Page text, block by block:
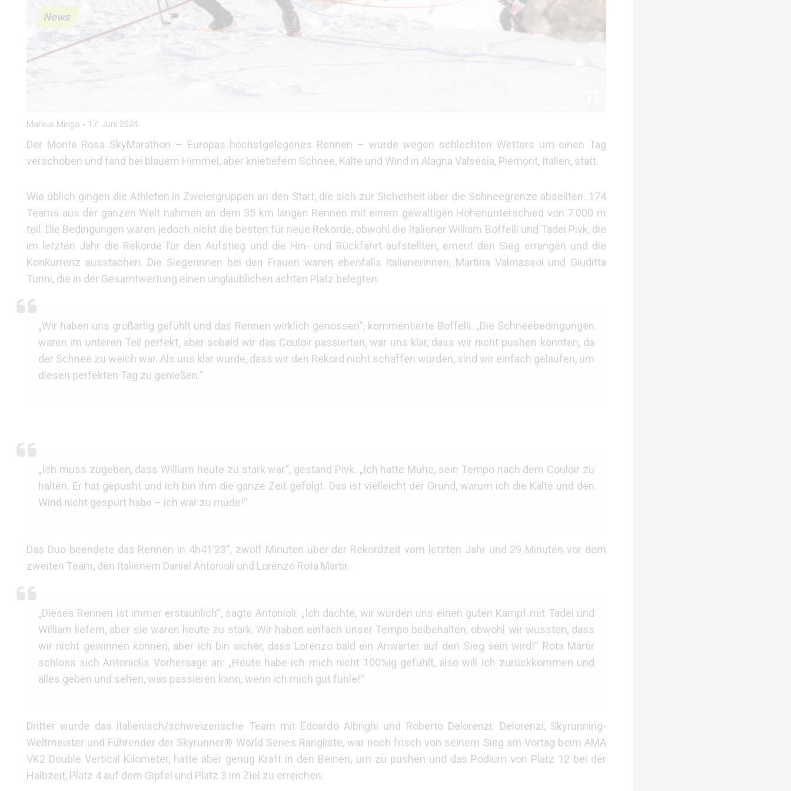
News
Markus Mingo - 17. Juni 2024
Der Monte Rosa SkyMarathon – Europas höchstgelegenes Rennen – wurde wegen schlechten Wetters um einen Tag
verschoben und fand bei blauem Himmel, aber knietiefem Schnee, Kälte und Wind in Alagna Valsesia, Piemont, Italien, statt.
Wie üblich gingen die Athleten in Zweiergruppen an den Start, die sich zur Sicherheit über die Schneegrenze abseilten. 174
Teams aus der ganzen Welt nahmen an dem 35 km langen Rennen mit einem gewaltigen Höhenunterschied von 7.000 m
teil. Die Bedingungen waren jedoch nicht die besten für neue Rekorde, obwohl die Italiener William Boffelli und Tadei Pivk, die
im letzten Jahr die Rekorde für den Aufstieg und die Hin- und Rückfahrt aufstellten, erneut den Sieg errangen und die
Konkurrenz ausstachen. Die Siegerinnen bei den Frauen waren ebenfalls Italienerinnen, Martina Valmassoi und Giuditta
Turini, die in der Gesamtwertung einen unglaublichen achten Platz belegten.
„Wir haben uns großartig gefühlt und das Rennen wirklich genossen“, kommentierte Boffelli. „Die Schneebedingungen
waren im unteren Teil perfekt, aber sobald wir das Couloir passierten, war uns klar, dass wir nicht pushen konnten, da
der Schnee zu weich war. Als uns klar wurde, dass wir den Rekord nicht schaffen würden, sind wir einfach gelaufen, um
diesen perfekten Tag zu genießen.“
„Ich muss zugeben, dass William heute zu stark war“, gestand Pivk. „Ich hatte Mühe, sein Tempo nach dem Couloir zu
halten. Er hat gepusht und ich bin ihm die ganze Zeit gefolgt. Das ist vielleicht der Grund, warum ich die Kälte und den
Wind nicht gespürt habe – ich war zu müde!“
Das Duo beendete das Rennen in 4h41’23“, zwölf Minuten über der Rekordzeit vom letzten Jahr und 29 Minuten vor dem
zweiten Team, den Italienern Daniel Antonioli und Lorenzo Rota Martir.
„Dieses Rennen ist immer erstaunlich“, sagte Antonioli. „Ich dachte, wir würden uns einen guten Kampf mit Tadei und
William liefern, aber sie waren heute zu stark. Wir haben einfach unser Tempo beibehalten, obwohl wir wussten, dass
wir nicht gewinnen können, aber ich bin sicher, dass Lorenzo bald ein Anwärter auf den Sieg sein wird!“ Rota Martir
schloss sich Antoniolis Vorhersage an: „Heute habe ich mich nicht 100%ig gefühlt, also will ich zurückkommen und
alles geben und sehen, was passieren kann, wenn ich mich gut fühle!“
Dritter wurde das italienisch/schweizerische Team mit Edoardo Albrighi und Roberto Delorenzi. Delorenzi, Skyrunning-
Weltmeister und Führender der Skyrunner® World Series Rangliste, war noch frisch von seinem Sieg am Vortag beim AMA
VK2 Double Vertical Kilometer, hatte aber genug Kraft in den Beinen, um zu pushen und das Podium von Platz 12 bei der
Halbzeit, Platz 4 auf dem Gipfel und Platz 3 im Ziel zu erreichen.